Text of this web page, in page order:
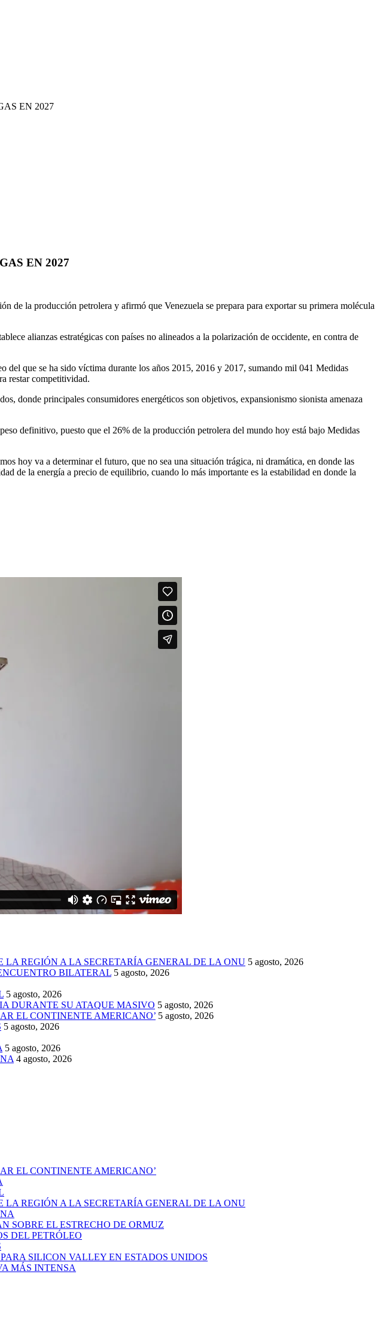
EN 2027
EN 2027
de la producción petrolera y afirmó que Venezuela se prepara para exportar su primera molécula
alianzas estratégicas con países no alineados a la polarización de occidente, en contra de
del que se ha sido víctima durante los años 2015, 2016 y 2017, sumando mil 041 Medidas
restar competitividad.
donde principales consumidores energéticos son objetivos, expansionismo sionista amenaza
definitivo, puesto que el 26% de la producción petrolera del mundo hoy está bajo Medidas
hoy va a determinar el futuro, que no sea una situación trágica, ni dramática, en donde las
de la energía a precio de equilibrio, cuando lo más importante es la estabilidad en donde la
REGIÓN A LA SECRETARÍA GENERAL DE LA ONU 5 agosto, 2026
BILATERAL 5 agosto, 2026
5 agosto, 2026
DURANTE SU ATAQUE MASIVO 5 agosto, 2026
EL CONTINENTE AMERICANO’ 5 agosto, 2026
5 agosto, 2026
5 agosto, 2026
4 agosto, 2026
EL CONTINENTE AMERICANO’
REGIÓN A LA SECRETARÍA GENERAL DE LA ONU
SOBRE EL ESTRECHO DE ORMUZ
DEL PETRÓLEO
SILICON VALLEY EN ESTADOS UNIDOS
MÁS INTENSA